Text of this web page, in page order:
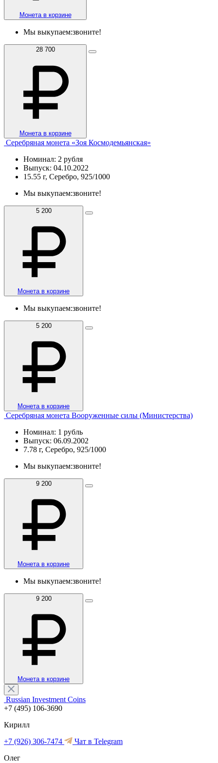
Монета в корзине
Мы выкупаем:звоните!
28 700
Монета в корзине
Серебряная монета «Зоя Космодемьянская»
Номинал: 2 рубля
Выпуск: 04.10.2022
15.55 г, Серебро, 925/1000
Мы выкупаем:звоните!
5 200
Монета в корзине
Мы выкупаем:звоните!
5 200
Монета в корзине
Серебряная монета Вооруженные силы (Министерства)
Номинал: 1 рубль
Выпуск: 06.09.2002
7.78 г, Серебро, 925/1000
Мы выкупаем:звоните!
9 200
Монета в корзине
Мы выкупаем:звоните!
9 200
Монета в корзине
Russian Investment Coins
+7 (495) 106-3690
Кирилл
+7 (926) 306-7474
Чат в Telegram
Олег